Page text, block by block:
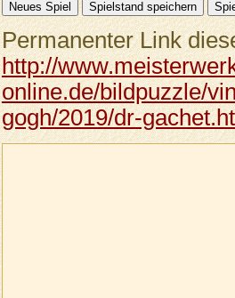
Permanenter Link
http://
online.de/bildpuzzle/
gogh/2019/dr-